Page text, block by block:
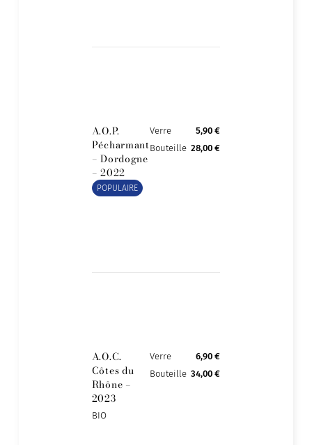
A.O.P.
Pécharmant
– Dordogne
– 2022
POPULAIRE
Verre
5,90 €
Bouteille 28,00 €
A.O.C.
Côtes du
Rhône –
2023
BIO
Verre
6,90 €
Bouteille 34,00 €